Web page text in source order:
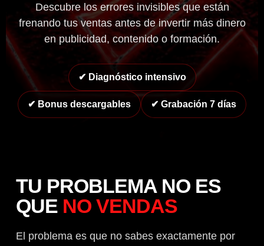
Descubre los errores invisibles que están
frenando tus ventas antes de invertir más dinero
en publicidad, contenido o formación.
✔ Diagnóstico intensivo
✔ Bonus descargables ✔ Grabación 7 días
TU PROBLEMA NO ES
QUE NO VENDAS
El problema es que no sabes exactamente por